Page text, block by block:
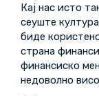
Кај нас исто
сеуште
биде
страна
финансиско
недоволно